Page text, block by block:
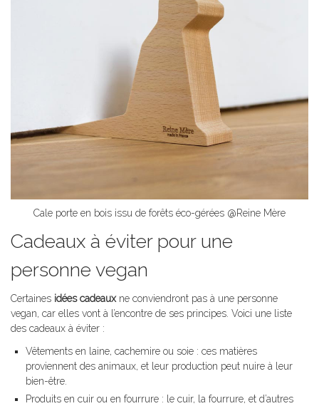
Cale porte en bois issu de forêts éco-gérées @Reine Mère
Cadeaux à éviter pour une
personne vegan
Certaines idées cadeauxne conviendront pas à une personne
vegan, car elles vont à l’encontre de ses principes. Voici une liste
des cadeaux à éviter :
Vêtements en laine, cachemire ou soie : ces matières
proviennent des animaux, et leur production peut nuire à leur
bien-être.
Produits en cuir ou en fourrure : le cuir, la fourrure, et d’autres